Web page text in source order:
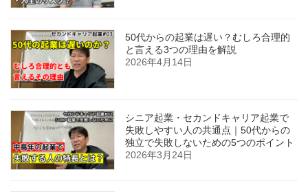
50代からの起業は遅い？むしろ合理的
と言える3つの理由を解説
2026年4月14日
シニア起業・セカンドキャリア起業で
失敗しやすい人の共通点｜50代からの
独立で失敗しないための5つのポイント
2026年3月24日